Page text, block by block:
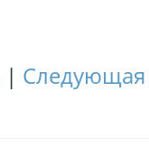
| Следующая